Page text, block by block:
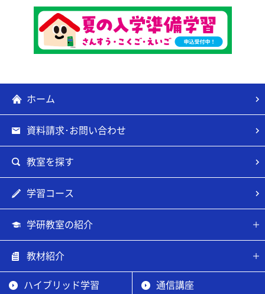
ホーム
資料請求･お問い合わせ
教室を探す
学習コース
学研教室の紹介
教材紹介
ハイブリッド学習 通信講座